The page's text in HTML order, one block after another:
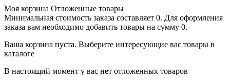
Моя корзина Отложенные товары
Минимальная стоимость заказа составляет 0. Для оформления
заказа вам необходимо добавить товары на сумму 0.
Ваша корзина пуста. Выберите интересующие вас товары в
каталоге
В настоящий момент у вас нет отложенных товаров